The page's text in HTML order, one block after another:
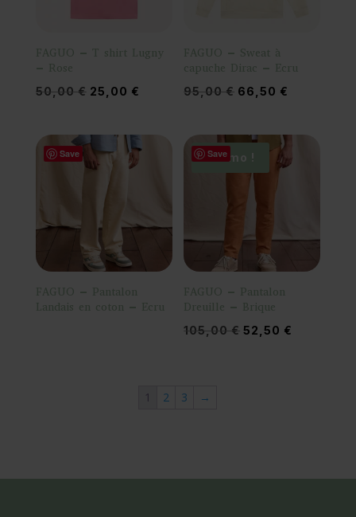
FAGUO – T shirt Lugny
– Rose
50,00€ Le
initial
était :
50,00 €.
25,00 €
actuel
est :
FAGUO – Sweat à
capuche Dirac – Ecru
95,00€ Le
initial
était :
95,00 €.
66,50 €
actuel
Save
FAGUO – Pantalon
Landais en coton – Ecru
Save
Promo !
FAGUO – Pantalon
Dreuille – Brique
105,00€ Le
52,50 €
1 2 3 →